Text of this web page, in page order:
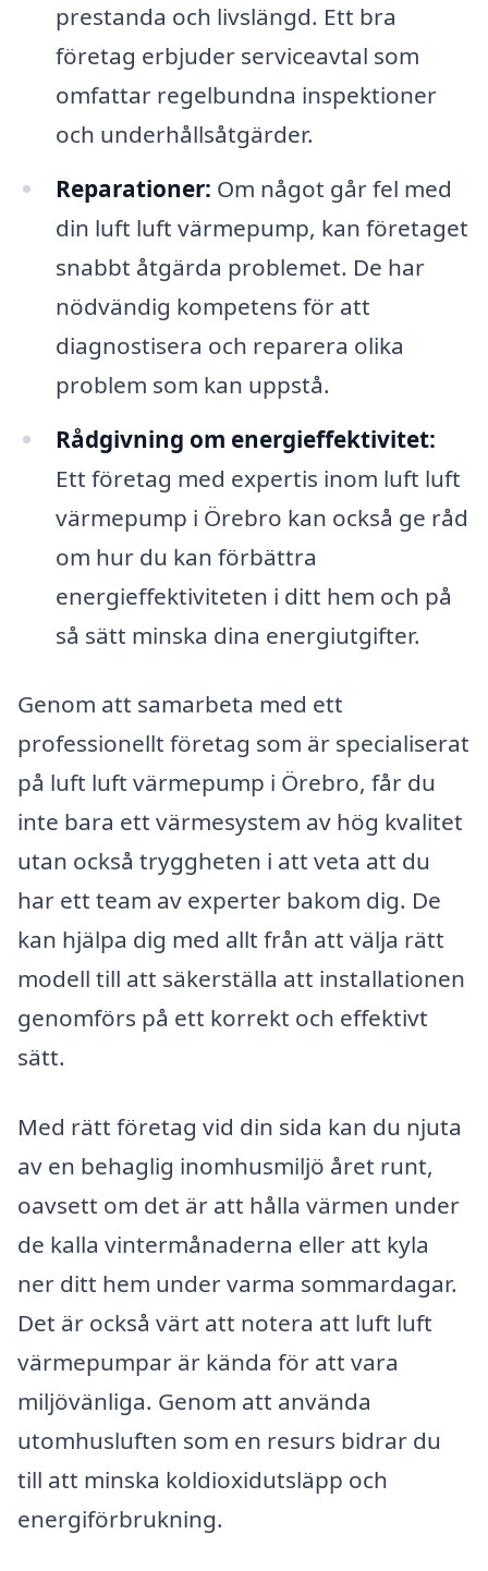
prestanda och livslängd. Ett bra
företag erbjuder serviceavtal som
omfattar regelbundna inspektioner
och underhållsåtgärder.
Reparationer: Om något går fel med
din luft luft värmepump, kan företaget
snabbt åtgärda problemet. De har
nödvändig kompetens för att
diagnostisera och reparera olika
problem som kan uppstå.
Rådgivning om energieffektivitet:
Ett företag med expertis inom luft luft
värmepump i Örebro kan också ge råd
om hur du kan förbättra
energieffektiviteten i ditt hem och på
så sätt minska dina energiutgifter.
Genom att samarbeta med ett
professionellt företag som är specialiserat
på luft luft värmepump i Örebro, får du
inte bara ett värmesystem av hög kvalitet
utan också tryggheten i att veta att du
har ett team av experter bakom dig. De
kan hjälpa dig med allt från att välja rätt
modell till att säkerställa att installationen
genomförs på ett korrekt och effektivt
sätt.
Med rätt företag vid din sida kan du njuta
av en behaglig inomhusmiljö året runt,
oavsett om det är att hålla värmen under
de kalla vintermånaderna eller att kyla
ner ditt hem under varma sommardagar.
Det är också värt att notera att luft luft
värmepumpar är kända för att vara
miljövänliga. Genom att använda
utomhusluften som en resurs bidrar du
till att minska koldioxidutsläpp och
energiförbrukning.